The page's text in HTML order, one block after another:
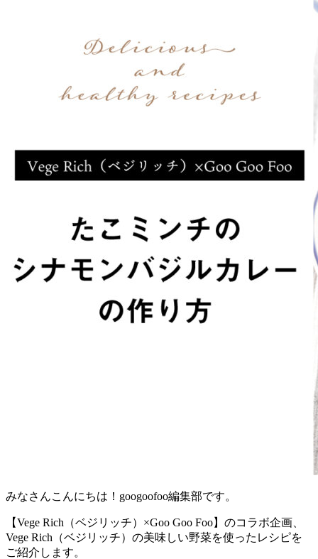
みなさんこんにちは！googoofoo編集部です。
【Vege Rich（ベジリッチ）×Goo Goo Foo】のコラボ企画、
Vege Rich（ベジリッチ）の美味しい野菜を使ったレシピを
ご紹介します。